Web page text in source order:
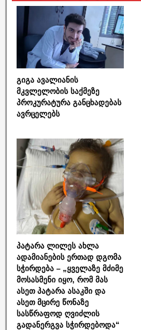
გიგა ავალიანის
მკვლელობის საქმეზე
პროკურატურა განცხადებას
ავრცელებს
პატარა ლილეს ახლა
ადამიანების ერთად დგომა
სჭირდება – „ყველაზე მძიმე
მოსასმენი იყო, რომ მას
ასეთ პატარა ასაკში და
ასეთ მცირე წონაზე
სასწრაფოდ ღვიძლის
გადანერგვა სჭირდებოდა“